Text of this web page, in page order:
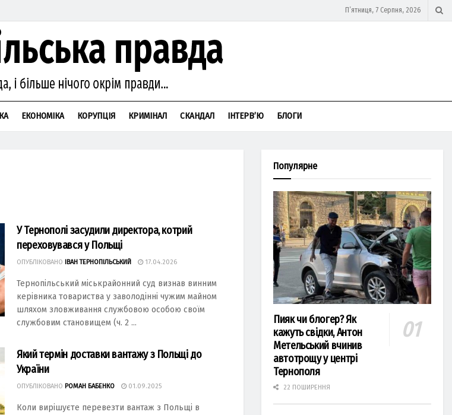
П’ятниця, 7 Серпня, 2026
ЕКОНОМІКА КОРУПЦІЯ КРИМІНАЛ СКАНДАЛ ІНТЕРВ’Ю БЛОГИ
У Тернополі засудили директора, котрий
переховувався у Польщі
ОПУБЛІКОВАНО ІВАН ТЕРНОПІЛЬСЬКИЙ 17.04.2026
Тернопільський міськрайонний суд визнав винним
керівника товариства у заволодінні чужим майном
шляхом зловживання службовою особою своїм
службовим становищем (ч. 2 ...
Який термін доставки вантажу з Польщі до
України
ОПУБЛІКОВАНО РОМАН БАБЕНКО 01.09.2025
Коли вирішуєте перевезти вантаж з Польщі в
Популярне
Пияк чи блогер? Як
кажуть свідки, Антон
Метельський вчинив
автотрощу у центрі
Тернополя
22 ПОШИРЕННЯ